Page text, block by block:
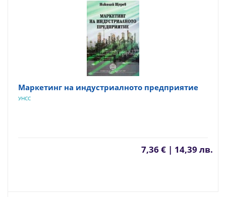
Маркетинг на индустриалното предприятие
УНСС
7,36 € | 14,39 лв.